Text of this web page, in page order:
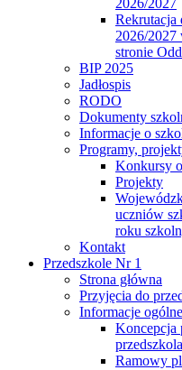
2026/2027
Rekrutacja
2026/2027
stronie
BIP 2025
Jadłospis
RODO
Dokumenty
Informacje o
Programy,
Konkursy
Projekty
uczniów
roku
Kontakt
Przedszkole Nr 1
Strona główna
Przyjęcia do
Informacje ogólne
Koncepcja
Ramowy